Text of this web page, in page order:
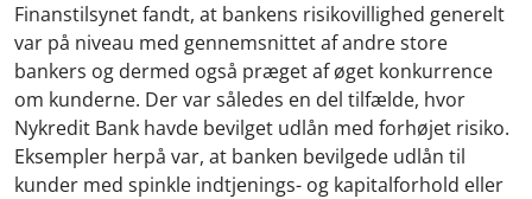
Finanstilsynet fandt, at bankens risikovillighed generelt
var på niveau med gennemsnittet af andre store
bankers og dermed også præget af øget konkurrence
om kunderne. Der var således en del tilfælde, hvor
Nykredit Bank havde bevilget udlån med forhøjet risiko.
Eksempler herpå var, at banken bevilgede udlån til
kunder med spinkle indtjenings- og kapitalforhold eller